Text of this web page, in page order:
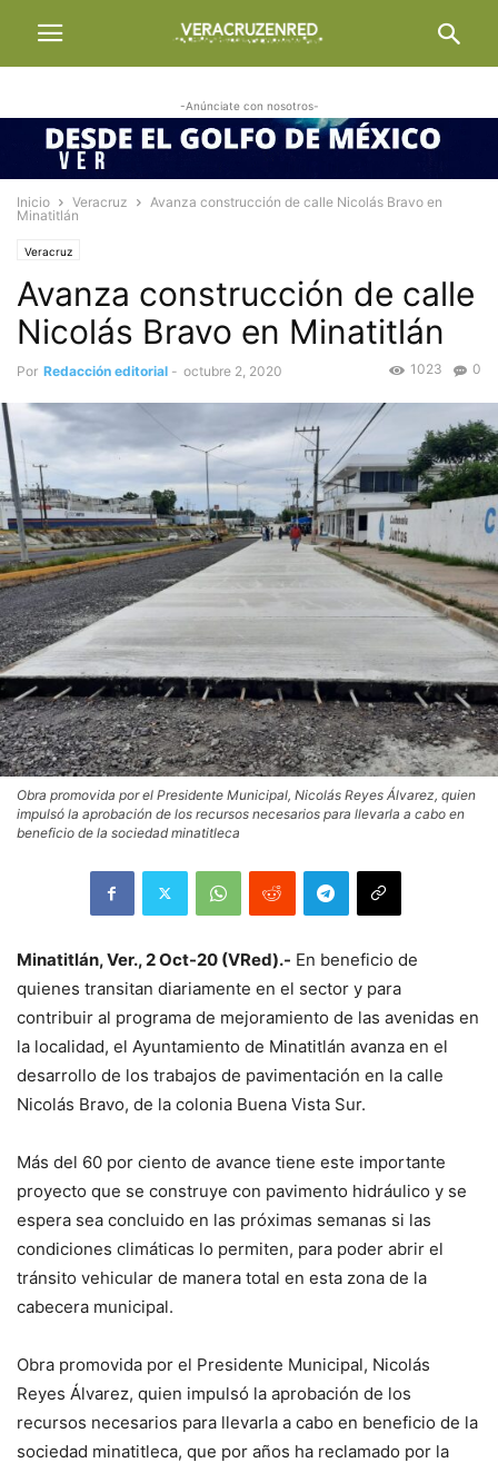
-Anúnciate con nosotros-
Inicio Veracruz
Avanza construcción de calle Nicolás Bravo en
Minatitlán
Veracruz
Avanza construcción de calle
Nicolás Bravo en Minatitlán
Por Redacción editorial - octubre 2, 2020 0
1023
Obra promovida por el Presidente Municipal, Nicolás Reyes Álvarez, quien
impulsó la aprobación de los recursos necesarios para llevarla a cabo en
beneficio de la sociedad minatitleca
Minatitlán, Ver., 2 Oct-20 (VRed).- En beneficio de
quienes transitan diariamente en el sector y para
contribuir al programa de mejoramiento de las avenidas en
la localidad, el Ayuntamiento de Minatitlán avanza en el
desarrollo de los trabajos de pavimentación en la calle
Nicolás Bravo, de la colonia Buena Vista Sur.
Más del 60 por ciento de avance tiene este importante
proyecto que se construye con pavimento hidráulico y se
espera sea concluido en las próximas semanas si las
condiciones climáticas lo permiten, para poder abrir el
tránsito vehicular de manera total en esta zona de la
cabecera municipal.
Obra promovida por el Presidente Municipal, Nicolás
Reyes Álvarez, quien impulsó la aprobación de los
recursos necesarios para llevarla a cabo en beneficio de la
sociedad minatitleca, que por años ha reclamado por la